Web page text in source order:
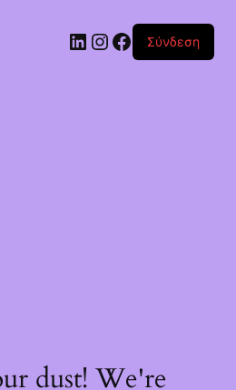
Linkedin
Instagram
Facebook
Σύνδεση
dust! We're